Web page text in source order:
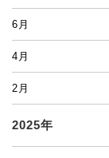
6月
4月
2月
2025年